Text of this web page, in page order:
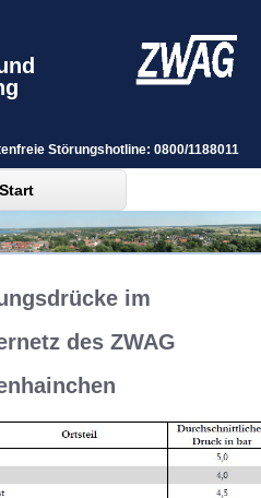
Störungshotline: 0800/1188011
Start
im
des ZWAG